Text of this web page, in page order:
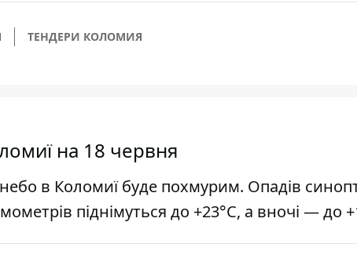
ТЕНДЕРИ КОЛОМИЯ
на 18 червня
в Коломиї буде похмурим. Опадів
піднімуться до +23°С, а вночі — до